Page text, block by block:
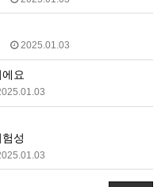
2025.01.03
요
성